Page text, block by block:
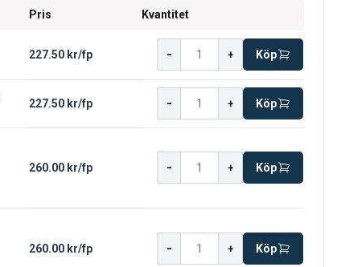
Pris Kvantitet
227.50 kr/fp - + Köp
227.50 kr/fp - + Köp
260.00 kr/fp - + Köp
260.00 kr/fp - + Köp